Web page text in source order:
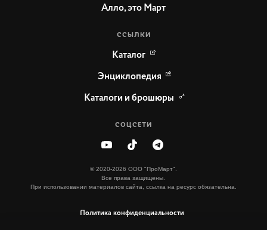
ССЫЛКИ
© 2020-2026 ООО "ПроМарт".
Все права защищены.
При использовании материалов сайта, ссылка на ресурс обязательна.
Энциклопедия
Политика конфиденциальности
Каталог
СОЦСЕТИ
Каталоги и брошюры
Алло, это Март